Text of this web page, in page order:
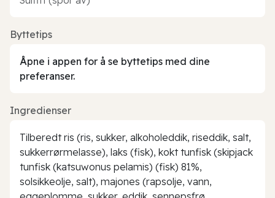
Byttetips
Åpne i appen for å se byttetips med dine
preferanser.
Ingredienser
Tilberedt ris (ris, sukker, alkoholeddik, riseddik, salt,
sukkerrørmelasse), laks (fisk), kokt tunfisk (skipjack
tunfisk (katsuwonus pelamis) (fisk) 81%,
solsikkeolje, salt), majones (rapsolje, vann,